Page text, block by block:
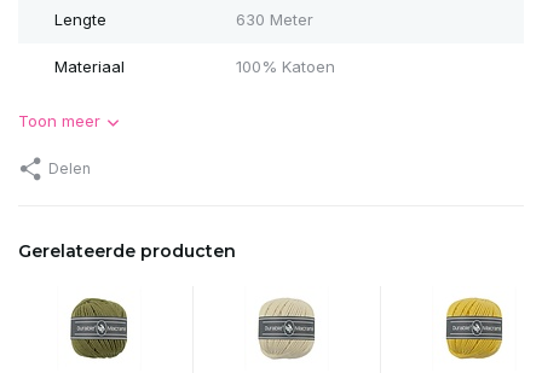
Lengte 630 Meter
Materiaal 100% Katoen
Toon meer
Delen
Gerelateerde producten